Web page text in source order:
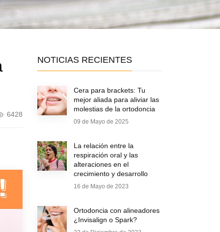
6428
NOTICIAS RECIENTES
Cera para brackets: Tu
mejor aliada para aliviar las
molestias de la ortodoncia
09 de Mayo de 2025
La relación entre la
respiración oral y las
alteraciones en el
crecimiento y desarrollo
16 de Mayo de 2023
Ortodoncia con alineadores
¿Invisalign o Spark?